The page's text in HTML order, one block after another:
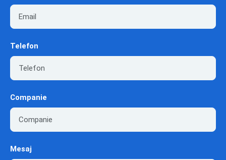
Telefon
Companie
Mesaj